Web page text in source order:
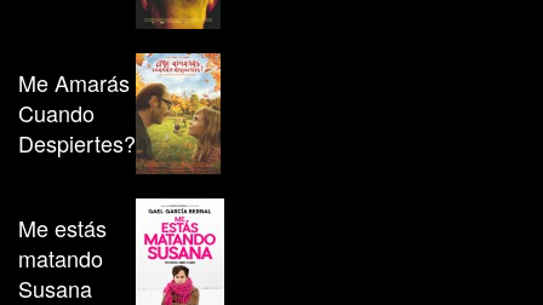
Me Amarás
Cuando
Despiertes?
Me estás
matando
Susana